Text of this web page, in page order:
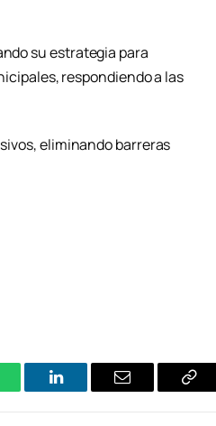
su estrategia para
respondiendo a las
eliminando barreras
LinkedIn Email